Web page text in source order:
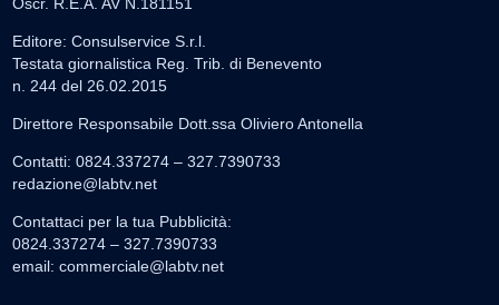
Oscr. R.E.A. AV N.181151
Editore: Consulservice S.r.l.
Testata giornalistica Reg. Trib. di Benevento
n. 244 del 26.02.2015
Direttore Responsabile Dott.ssa Oliviero Antonella
Contatti: 0824.337274 – 327.7390733
redazione@labtv.net
Contattaci per la tua Pubblicità:
0824.337274 – 327.7390733
email: commerciale@labtv.net